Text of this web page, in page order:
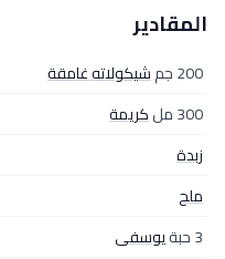
المقادير
200 جم
شيكولاته غامقة
300 مل
كريمة
زبدة
ملح
3 حبة
يوسفى